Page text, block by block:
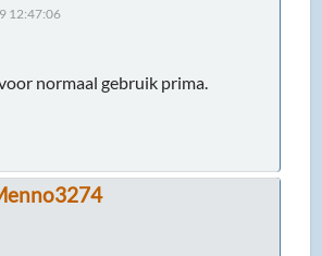
12:47:06
normaal gebruik prima.